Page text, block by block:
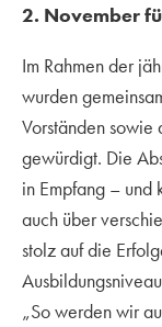
2. November
Im Rahmen der
wurden
Vorständen sowie
gewürdigt. Die
in Empfang – und
auch über
stolz auf die
„So werden wir